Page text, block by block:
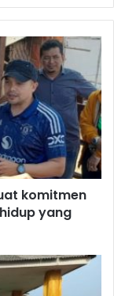
komitmen
yang